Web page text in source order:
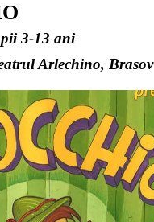
3-13 ani
Arlechino, Brasov